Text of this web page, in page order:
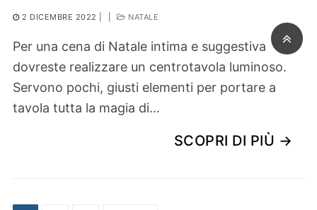
2 DICEMBRE 2022 NATALE
Per una cena di Natale intima e suggestiva
dovreste realizzare un centrotavola luminoso.
Servono pochi, giusti elementi per portare a
tavola tutta la magia di…
SCOPRI DI PIÙ →